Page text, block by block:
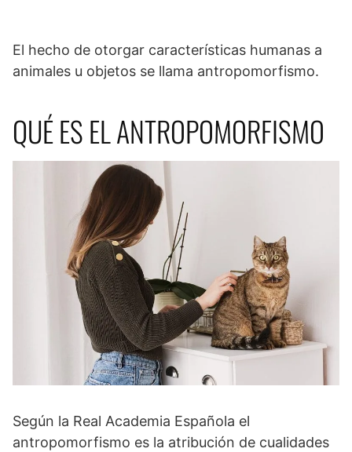
El hecho de otorgar características humanas a
animales u objetos se llama antropomorfismo.
QUÉ ES EL ANTROPOMORFISMO
Según la Real Academia Española el
antropomorfismo es la atribución de cualidades